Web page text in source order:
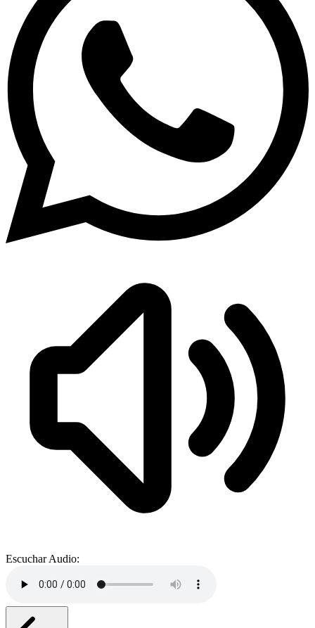
Escuchar Audio: